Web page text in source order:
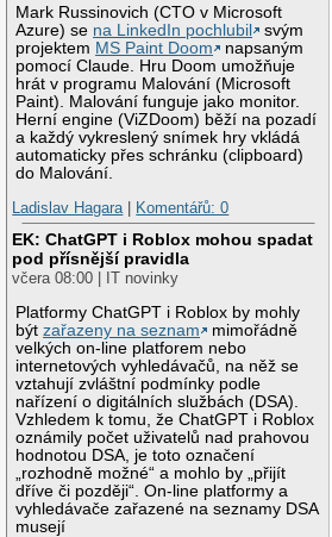
Mark Russinovich (CTO v Microsoft
Azure) se na LinkedIn pochlubil
svým
projektem MS Paint Doom
napsaným
pomocí Claude. Hru Doom umožňuje
hrát v programu Malování (Microsoft
Paint). Malování funguje jako monitor.
Herní engine (ViZDoom) běží na pozadí
a každý vykreslený snímek hry vkládá
automaticky přes schránku (clipboard)
do Malování.
Ladislav Hagara| Komentářů: 0
EK: ChatGPT i Roblox mohou spadat
pod přísnější pravidla
včera 08:00 | IT novinky
Platformy ChatGPT i Roblox by mohly
býtzařazeny na seznam
mimořádně
velkých on-line platforem nebo
internetových vyhledávačů, na něž se
vztahují zvláštní podmínky podle
nařízení o digitálních službách (DSA).
Vzhledem k tomu, že ChatGPT i Roblox
oznámily počet uživatelů nad prahovou
hodnotou DSA, je toto označení
„rozhodně možné“ a mohlo by „přijít
dříve či později“. On-line platformy a
vyhledávače zařazené na seznamy DSA
musejí